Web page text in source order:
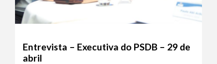
Entrevista – Executiva do PSDB – 29 de
abril